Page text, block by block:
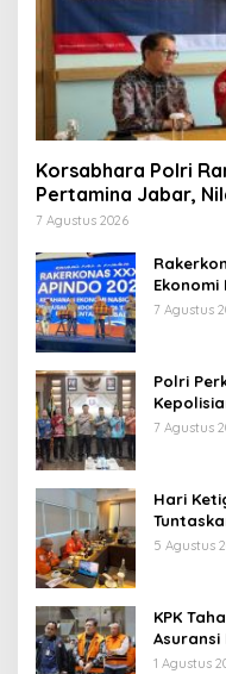
Korsabhara Polri
Pertamina Jabar,
Persen
7 Agustus 2026
7 Agustus
Polri
7 Agustus
Hari
5 Agustus
KPK
Asuransi
1 Agustus